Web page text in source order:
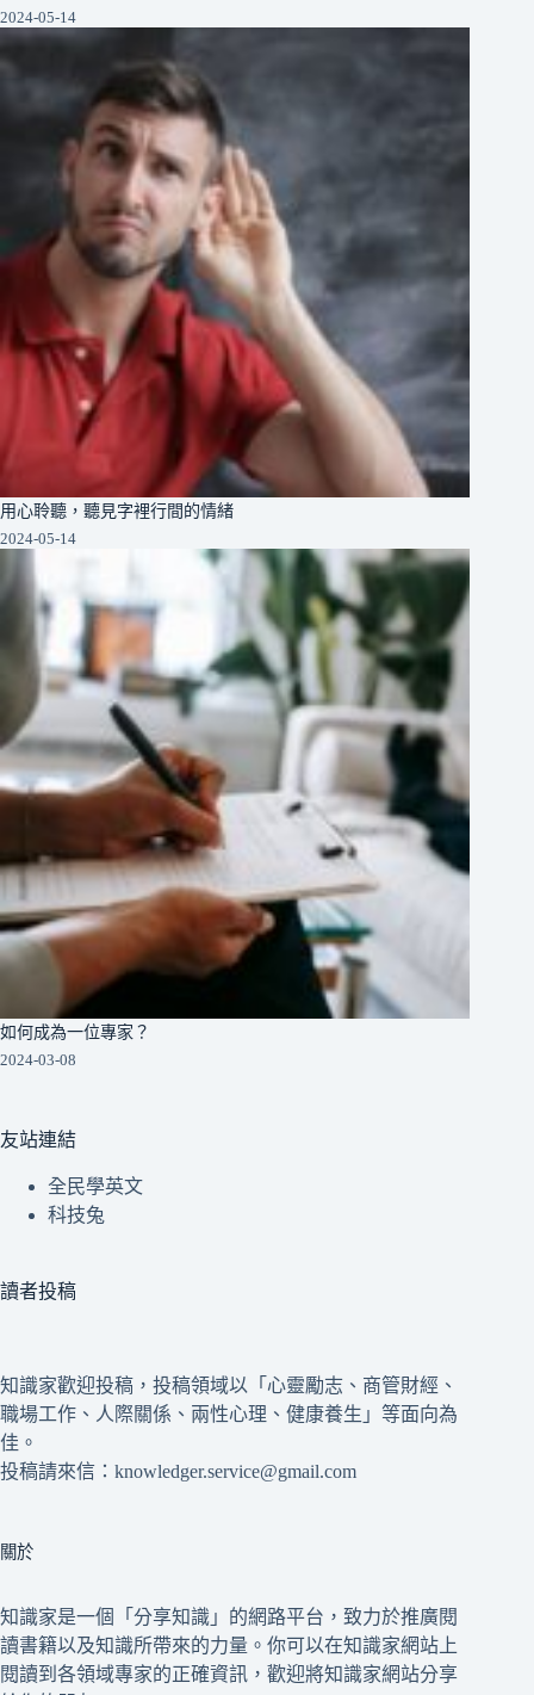
2024-05-14
用心聆聽，聽見字裡行間的情緒
2024-05-14
如何成為一位專家？
2024-03-08
友站連結
全民學英文
科技兔
讀者投稿
知識家歡迎投稿，投稿領域以「心靈勵志、商管財經、
職場工作、人際關係、兩性心理、健康養生」等面向為
佳。
投稿請來信：knowledger.service@gmail.com
關於
知識家是一個「分享知識」的網路平台，致力於推廣閱
讀書籍以及知識所帶來的力量。你可以在知識家網站上
閱讀到各領域專家的正確資訊，歡迎將知識家網站分享